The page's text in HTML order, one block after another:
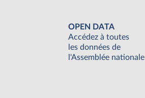
OPEN DATA
Accédez à toutes
les données de
l'Assemblée nationale